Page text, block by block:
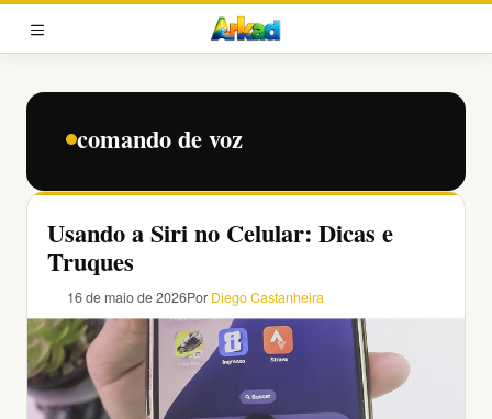
Pular
para
conteúdo
MENU
comando de voz
Usando a Siri no Celular: Dicas e
Truques
16 de maio de 2026Por Diego Castanheira